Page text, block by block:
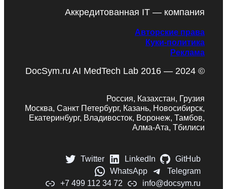
Аккредитованная IT — компания
Авторские права
Куки-политика
Реклама
DocSym.ru AI MedTech Lab 2016 — 2024 ©
Россия, Казахстан, Грузия
Москва, Санкт Петербург, Казань, Новосибирск,
Екатеринбург, Владивосток, Воронеж, Тамбов,
Алма-Ата, Тбилиси
Twitter LinkedIn
GitHub
WhatsApp
Telegram
+7 499 112 34 72
info@docsym.ru